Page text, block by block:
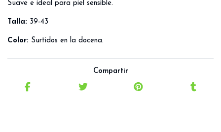
Suave e ideal para piel sensible.
Talla: 39-43
Color: Surtidos en la docena.
Compartir